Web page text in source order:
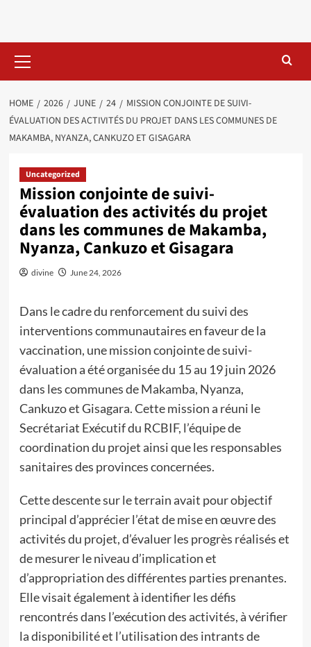
content
Menu
HOME 2026 JUNE 24
MISSION CONJOINTE DE SUIVI-
ÉVALUATION DES ACTIVITÉS DU PROJET DANS LES COMMUNES DE
MAKAMBA, NYANZA, CANKUZO ET GISAGARA
Uncategorized
Mission conjointe de suivi-
évaluation des activités du projet
dans les communes de Makamba,
Nyanza, Cankuzo et Gisagara
divine June 24, 2026
Dans le cadre du renforcement du suivi des
interventions communautaires en faveur de la
vaccination, une mission conjointe de suivi-
évaluation a été organisée du 15 au 19 juin 2026
dans les communes de Makamba, Nyanza,
Cankuzo et Gisagara. Cette mission a réuni le
Secrétariat Exécutif du RCBIF, l’équipe de
coordination du projet ainsi que les responsables
sanitaires des provinces concernées.
Cette descente sur le terrain avait pour objectif
principal d’apprécier l’état de mise en œuvre des
activités du projet, d’évaluer les progrès réalisés et
de mesurer le niveau d’implication et
d’appropriation des différentes parties prenantes.
Elle visait également à identifier les défis
rencontrés dans l’exécution des activités, à vérifier
la disponibilité et l’utilisation des intrants de